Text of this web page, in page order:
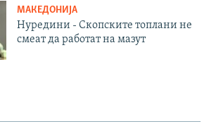
МАКЕДОНИЈА
Нуредини - Скопските топлани не
смеат да работат на мазут